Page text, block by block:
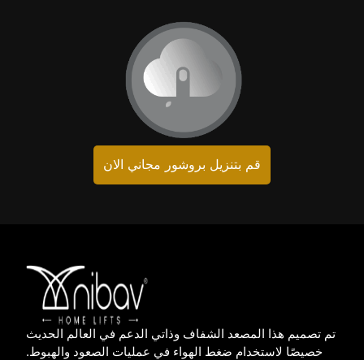
قم بتنزيل بروشور مجاني الان
تم تصميم هذا المصعد الشفاف وذاتي الدعم في العالم الحديث
خصيصًا لاستخدام ضغط الهواء في عمليات الصعود والهبوط.